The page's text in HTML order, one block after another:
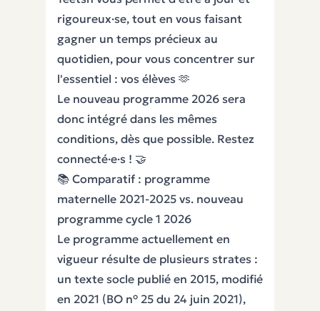
rigoureux·se, tout en vous faisant
gagner un temps précieux au
quotidien, pour vous concentrer sur
l'essentiel : vos élèves 🫶
Le nouveau programme 2026 sera
donc intégré dans les mêmes
conditions, dès que possible. Restez
connecté·e·s ! 🤝
📚 Comparatif : programme
maternelle 2021-2025 vs. nouveau
programme cycle 1 2026
Le programme actuellement en
vigueur résulte de plusieurs strates :
un texte socle publié en 2015, modifié
en 2021 (BO n° 25 du 24 juin 2021),